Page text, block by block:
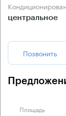
центральное
Позвонить
Площадь